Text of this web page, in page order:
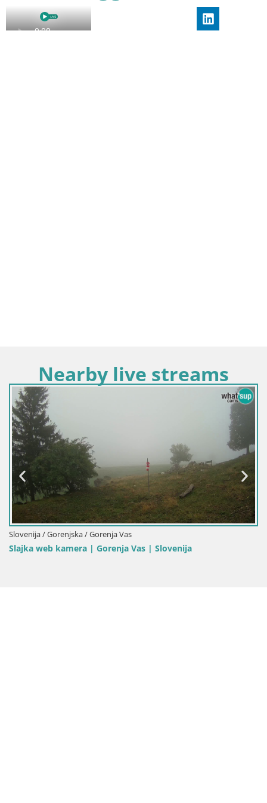
Nearby live streams
Slovenija / Gorenjska / Gorenja Vas
Slajka web kamera | Gorenja Vas | Slovenija